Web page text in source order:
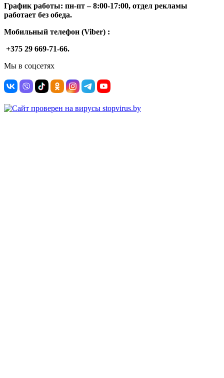
График работы: пн-пт –8:00-17:00, отдел рекламы
работает без обеда.
Мобильный телефон (Viber) :
+375 29 669-71-66.
Мы в соцсетях